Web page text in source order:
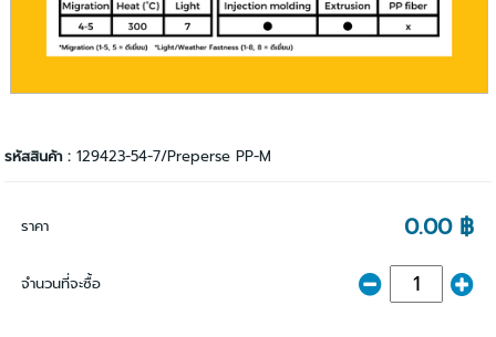
รหัสสินค้า :129423-54-7/Preperse PP-M
ราคา 0.00 ฿
จำนวนที่จะซื้อ